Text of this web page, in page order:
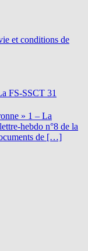
et conditions de
FS-SSCT 31
» 1 – La
hebdo n°8 de la
de […]